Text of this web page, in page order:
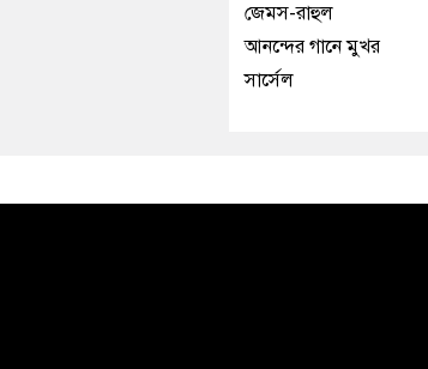
জেমস-রাহুল
আনন্দের গানে মুখর
সার্সেল